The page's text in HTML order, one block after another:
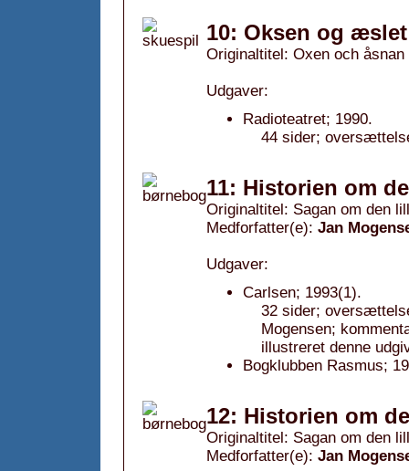
10: Oksen og
Originaltitel: Oxen och åsnan
Udgaver:
Radioteatret; 1990.
44 sider;
11: Historien om
Originaltitel: Sagan om den
Medforfatter(e): Jan
Udgaver:
Carlsen; 1993(1).
32 sider;
Mogensen;
illustreret denne
Bogklubben Rasmus;
12: Historien om
Originaltitel: Sagan om den
Medforfatter(e): Jan